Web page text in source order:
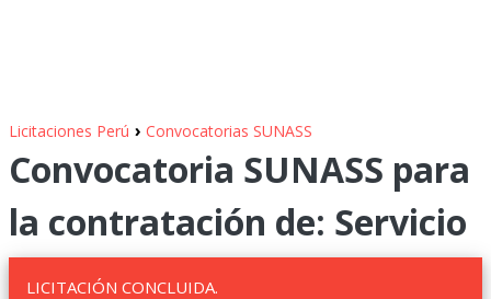
Licitaciones Perú › Convocatorias SUNASS
Convocatoria SUNASS para
la contratación de: Servicio
LICITACIÓN CONCLUIDA.